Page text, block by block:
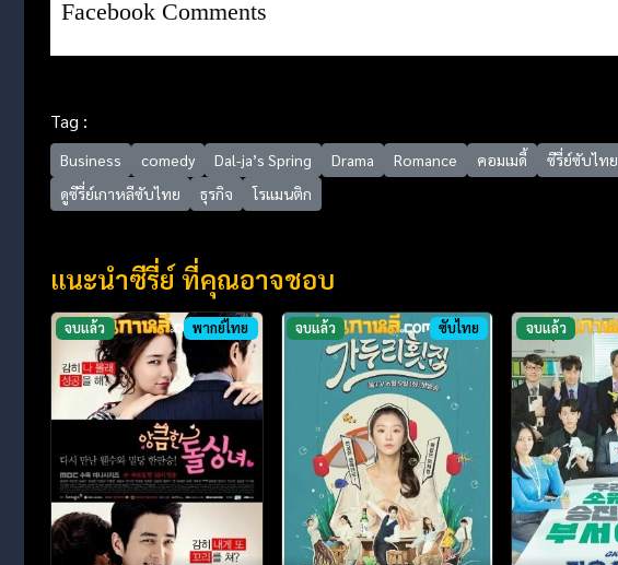
Facebook Comments
Tag :
Business comedy Dal-ja’s Spring Drama Romance คอมเมดี้ ซีรี่ย์ซับไทย
ดูซีรี่ย์เกาหลีซับไทย
ธุรกิจ โรแมนติก
แนะนำซีรี่ย์ ที่คุณอาจชอบ
จบแล้ว พากย์ไทย จบแล้ว ซับไทย จบแล้ว